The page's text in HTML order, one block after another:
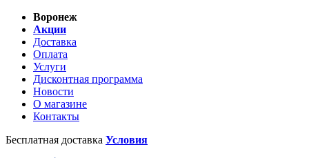
Воронеж
Акции
Доставка
Оплата
Услуги
Дисконтная программа
Новости
О магазине
Контакты
Бесплатная доставка Условия